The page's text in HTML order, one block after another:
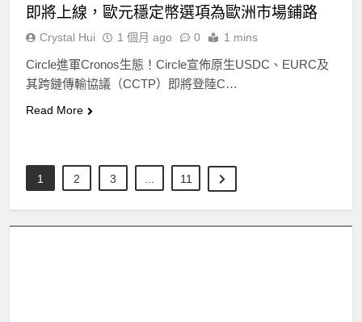
即將上線，歐元穩定幣選項為歐洲市場鋪路
Crystal Hui 1 個月 ago 0 1 mins
Circle進軍Cronos生態！Circle宣佈原生USDC、EURC及
其跨鏈傳輸協議（CCTP）即將登陸C…
Read More
1 2 3 ... 11